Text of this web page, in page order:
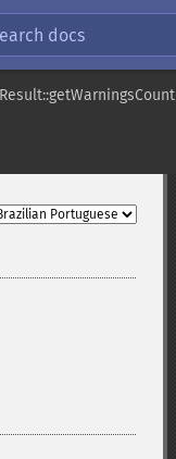
docs